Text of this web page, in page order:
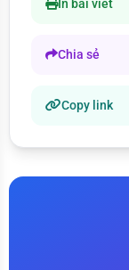
In bài viết
Chia sẻ
Copy link